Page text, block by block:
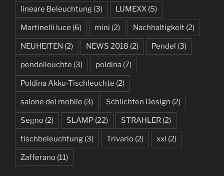
lineare Beleuchtung (3) LUMEXX (5)
Martinelli luce (6) mini (2) Nachhaltigkeit (2)
NEUHEITEN (2) NEWS 2018 (2) Pendel (3)
pendelleuchte (3) poldina (7)
Poldina Akku-Tischleuchte (2)
salone del mobile (3) Schlichten Design (2)
Segno (2) SLAMP (22) STRAHLER (2)
tischbeleuchtung (3) Trivario (2) xxl (2)
Zafferano (11)